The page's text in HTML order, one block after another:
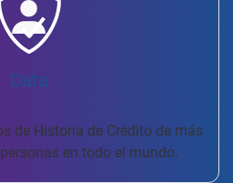
Data
de Historia de Crédito de más
en todo el mundo.